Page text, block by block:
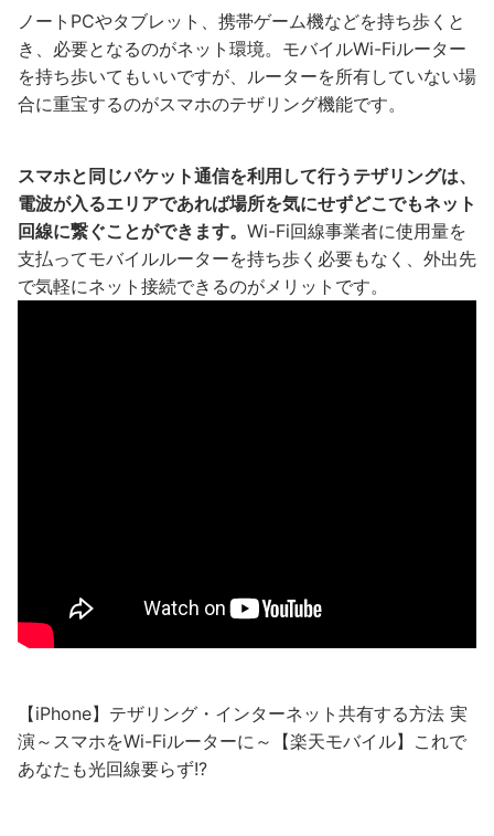
ノートPCやタブレット、携帯ゲーム機などを持ち歩くと
き、必要となるのがネット環境。モバイルWi-Fiルーター
を持ち歩いてもいいですが、ルーターを所有していない場
合に重宝するのがスマホのテザリング機能です。
スマホと同じパケット通信を利用して行うテザリングは、
電波が入るエリアであれば場所を気にせずどこでもネット
回線に繋ぐことができます。 Wi-Fi回線事業者に使用量を
支払ってモバイルルーターを持ち歩く必要もなく、外出先
で気軽にネット接続できるのがメリットです。
【iPhone】テザリング・インターネット共有する方法 実
演～スマホをWi-Fiルーターに～【楽天モバイル】これで
あなたも光回線要らず!?